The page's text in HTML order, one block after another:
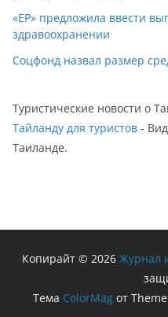
«ЕР» предложила ввести
здравоохранении
Соцфонд назвал размер
Туристические новости о
Тайланду для туристов -
Таиланде.
Копирайт © 2026 Журнал
Тема ColorMagот